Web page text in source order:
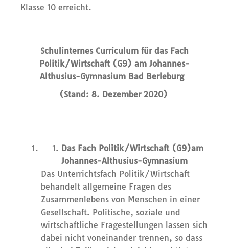
Klasse 10 erreicht.
Schulinternes Curriculum für das Fach
Politik/Wirtschaft (G9) am Johannes-
Althusius-Gymnasium Bad Berleburg
(Stand: 8. Dezember2020)
Das Fach Politik/Wirtschaft (G9)am
Johannes-Althusius-Gymnasium
Das Unterrichtsfach Politik/Wirtschaft
behandelt allgemeine Fragen des
Zusammenlebens von Menschen in einer
Gesellschaft. Politische, soziale und
wirtschaftliche Fragestellungen lassen sich
dabei nicht voneinander trennen, so dass